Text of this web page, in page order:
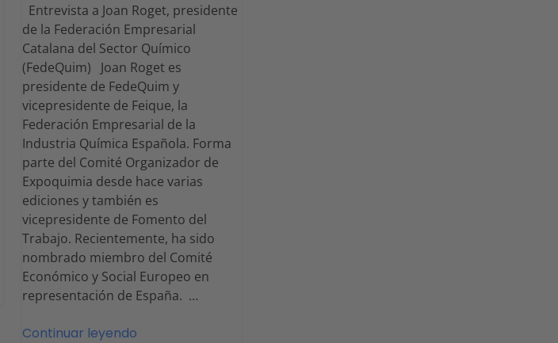
Entrevista a Joan Roget, presidente
de la Federación Empresarial
Catalana del Sector Químico
(FedeQuim) Joan Roget es
presidente de FedeQuim y
vicepresidente de Feique, la
Federación Empresarial de la
Industria Química Española. Forma
parte del Comité Organizador de
Expoquimia desde hace varias
ediciones y también es
vicepresidente de Fomento del
Trabajo. Recientemente, ha sido
nombrado miembro del Comité
Económico y Social Europeo en
representación de España. …
Continuar leyendo